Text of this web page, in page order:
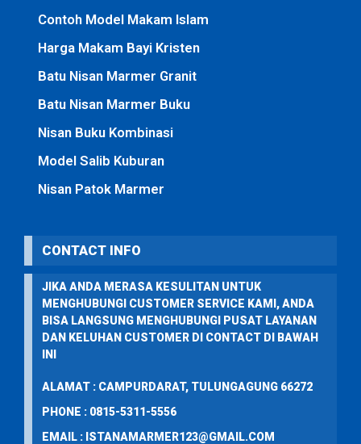
Contoh Model Makam Islam
Harga Makam Bayi Kristen
Batu Nisan Marmer Granit
Batu Nisan Marmer Buku
Nisan Buku Kombinasi
Model Salib Kuburan
Nisan Patok Marmer
CONTACT INFO
JIKA ANDA MERASA KESULITAN UNTUK
MENGHUBUNGI CUSTOMER SERVICE KAMI, ANDA
BISA LANGSUNG MENGHUBUNGI PUSAT LAYANAN
DAN KELUHAN CUSTOMER DI CONTACT DI BAWAH
INI
ALAMAT : CAMPURDARAT, TULUNGAGUNG 66272
PHONE : 0815-5311-5556
EMAIL : ISTANAMARMER123@GMAIL.COM